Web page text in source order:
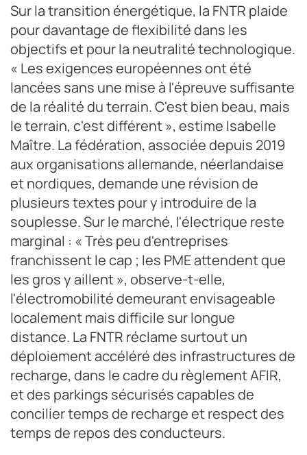
Sur la transition énergétique, la FNTR plaide
pour davantage de flexibilité dans les
objectifs et pour la neutralité technologique.
« Les exigences européennes ont été
lancées sans une mise à l'épreuve suffisante
de la réalité du terrain. C'est bien beau, mais
le terrain, c'est différent », estime Isabelle
Maître. La fédération, associée depuis 2019
aux organisations allemande, néerlandaise
et nordiques, demande une révision de
plusieurs textes pour y introduire de la
souplesse. Sur le marché, l'électrique reste
marginal : « Très peu d'entreprises
franchissent le cap ; les PME attendent que
les gros y aillent », observe-t-elle,
l'électromobilité demeurant envisageable
localement mais difficile sur longue
distance. La FNTR réclame surtout un
déploiement accéléré des infrastructures de
recharge, dans le cadre du règlement AFIR,
et des parkings sécurisés capables de
concilier temps de recharge et respect des
temps de repos des conducteurs.